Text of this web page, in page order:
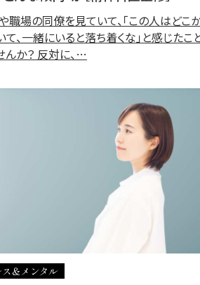
職場の同僚を見ていて、「この人はどこ
て、一緒にいると落ち着くな」と感じたこ
んか？ 反対に、…
＆メンタル